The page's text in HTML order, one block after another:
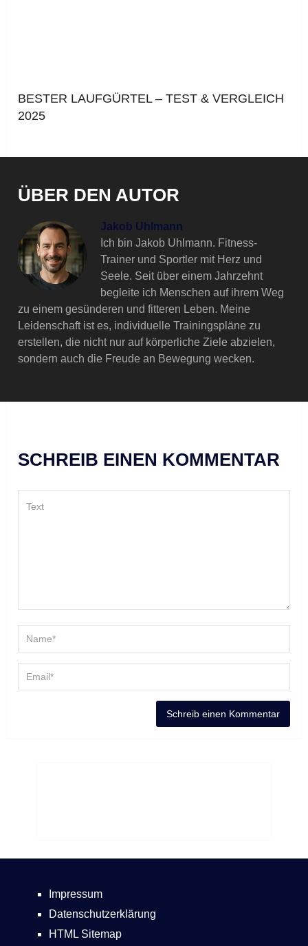
BESTER LAUFGÜRTEL – TEST & VERGLEICH
2025
ÜBER DEN AUTOR
Jakob Uhlmann
Ich bin Jakob Uhlmann. Fitness-
Trainer und Sportler mit Herz und
Seele. Seit über einem Jahrzehnt
begleite ich Menschen auf ihrem Weg
zu einem gesünderen und fitteren Leben. Meine
Leidenschaft ist es, individuelle Trainingspläne zu
erstellen, die nicht nur auf körperliche Ziele abzielen,
sondern auch die Freude an Bewegung wecken.
SCHREIB EINEN KOMMENTAR
Impressum
Datenschutzerklärung
HTML Sitemap